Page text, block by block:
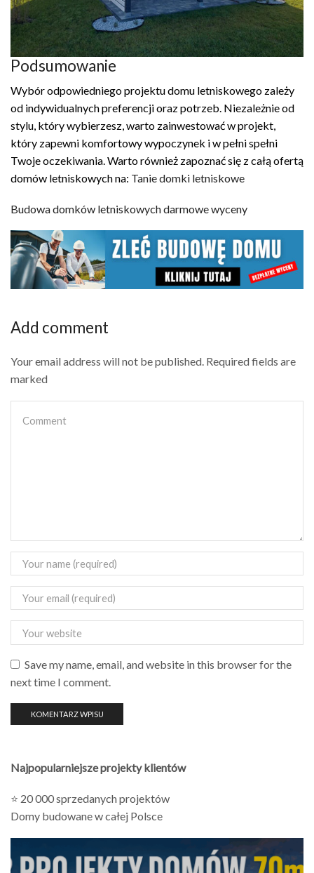
Podsumowanie
Wybór odpowiedniego projektu domu letniskowego zależy
od indywidualnych preferencji oraz potrzeb. Niezależnie od
stylu, który wybierzesz, warto zainwestować w projekt,
który zapewni komfortowy wypoczynek i w pełni spełni
Twoje oczekiwania. Warto również zapoznać się z całą ofertą
domów letniskowych na: Tanie domki letniskowe
Budowa domków letniskowych darmowe wyceny
Add comment
Your email address will not be published. Required fields are
marked
Save my name, email, and website in this browser for the
next time I comment.
Najpopularniejsze projekty klientów
⭐ 20 000 sprzedanych projektów
Domy budowane w całej Polsce